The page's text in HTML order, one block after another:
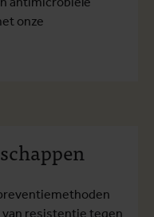
onze
resistentie tegen